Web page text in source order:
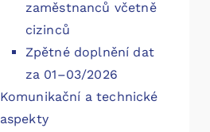
zaměstnanců včetně
cizinců
Zpětné doplnění dat
za 01–03/2026
Komunikační a technické
aspekty